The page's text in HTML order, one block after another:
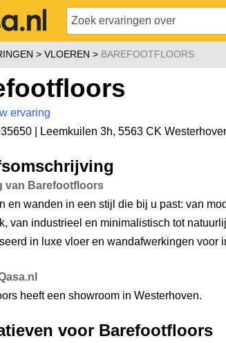
VLOEREN BAREFOOTFLOORS
ervaring
|
Leemkuilen 3h, 5563 CK
van Barefootfloors
en wanden in een stijl die bij u past: van
van industrieel en minimalistisch tot
in luxe vloer en wandafwerkingen voor
heeft een showroom in Westerhoven.
voor Barefootfloors